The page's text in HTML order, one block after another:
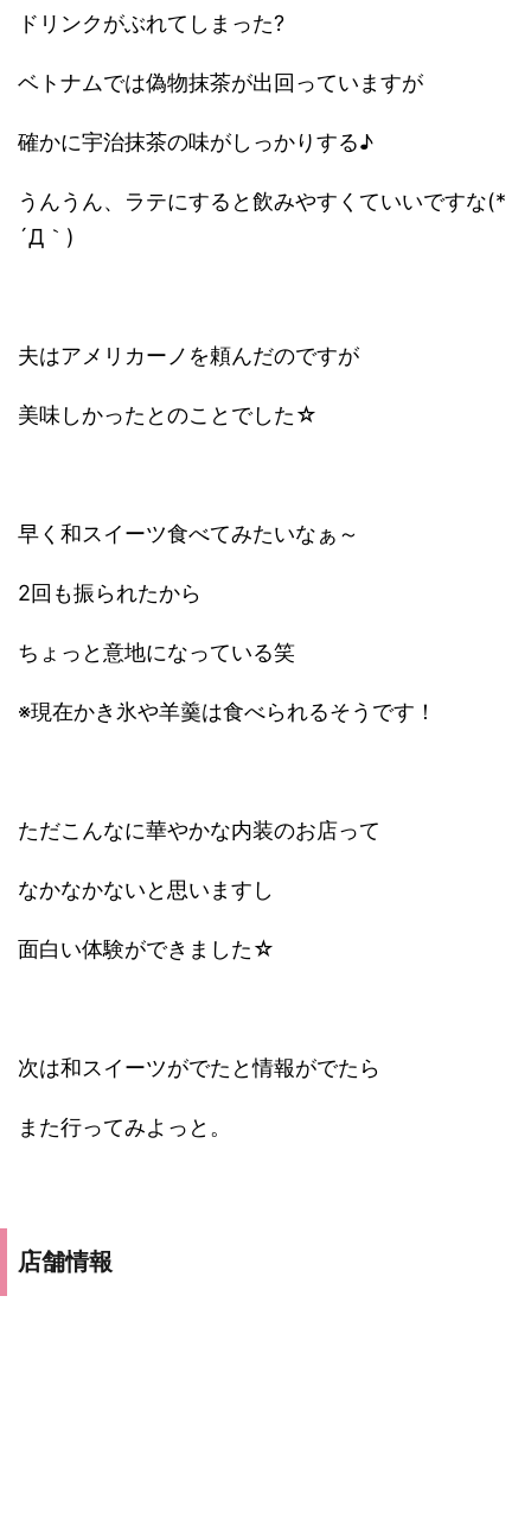
ドリンクがぶれてしまった?
ベトナムでは偽物抹茶が出回っていますが
確かに宇治抹茶の味がしっかりする♪
うんうん、ラテにすると飲みやすくていいですな(*
´Д｀)
夫はアメリカーノを頼んだのですが
美味しかったとのことでした☆
早く和スイーツ食べてみたいなぁ～
2回も振られたから
ちょっと意地になっている笑
※現在かき氷や羊羹は食べられるそうです！
ただこんなに華やかな内装のお店って
なかなかないと思いますし
面白い体験ができました☆
次は和スイーツがでたと情報がでたら
また行ってみよっと。
店舗情報